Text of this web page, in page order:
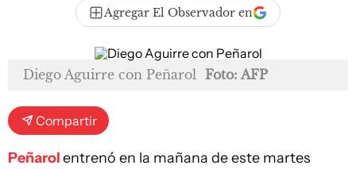
Agregar El Observador en
Diego Aguirre con Peñarol Foto: AFP
Compartir
Peñarolentrenó en la mañana de este martes